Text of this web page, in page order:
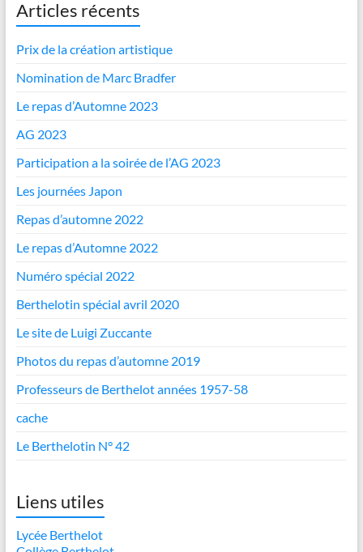
Articles récents
Prix de la création artistique
Nomination de Marc Bradfer
Le repas d’Automne 2023
AG 2023
Participation a la soirée de l’AG 2023
Les journées Japon
Repas d’automne 2022
Le repas d’Automne 2022
Numéro spécial 2022
Berthelotin spécial avril 2020
Le site de Luigi Zuccante
Photos du repas d’automne 2019
Professeurs de Berthelot années 1957-58
cache
Le Berthelotin N° 42
Liens utiles
Lycée Berthelot